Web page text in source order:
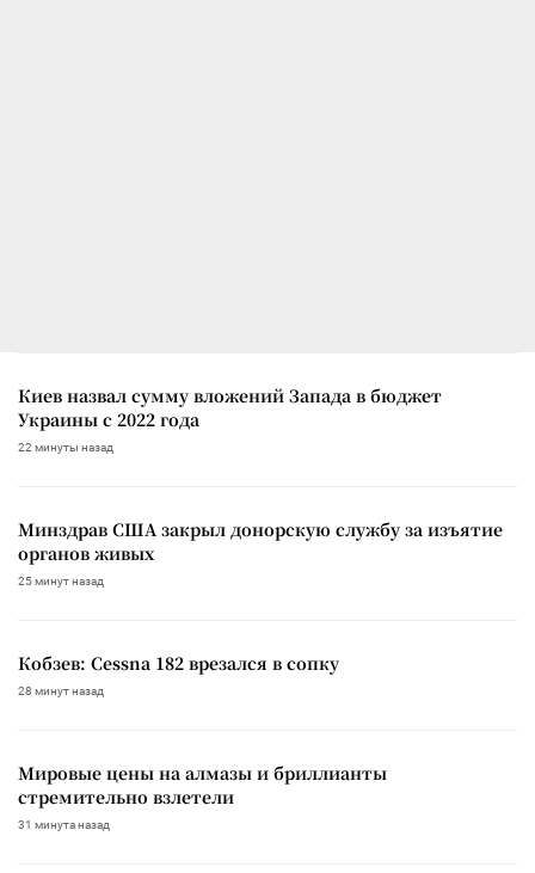
Киев назвал сумму вложений Запада в бюджет
Украины с 2022 года
22 минуты назад
Минздрав США закрыл донорскую службу за изъятие
органов живых
25 минут назад
Кобзев: Cessna 182 врезался в сопку
28 минут назад
Мировые цены на алмазы и бриллианты
стремительно взлетели
31 минута назад